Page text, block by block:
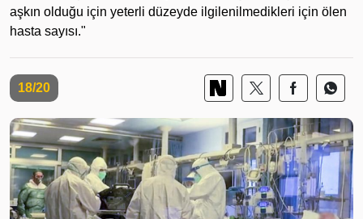
aşkın olduğu için yeterli düzeyde ilgilenilmedikleri için ölen
hasta sayısı."
18/20